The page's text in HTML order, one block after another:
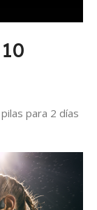
para 2 días